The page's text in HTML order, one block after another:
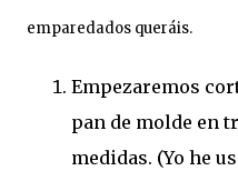
emparedados queráis.
Empezaremos
pan de molde en
medidas. (Yo he